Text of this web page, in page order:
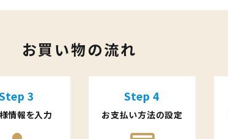
お買い物の流れ
3
情報を入力
Step 4
お支払い方法の設定